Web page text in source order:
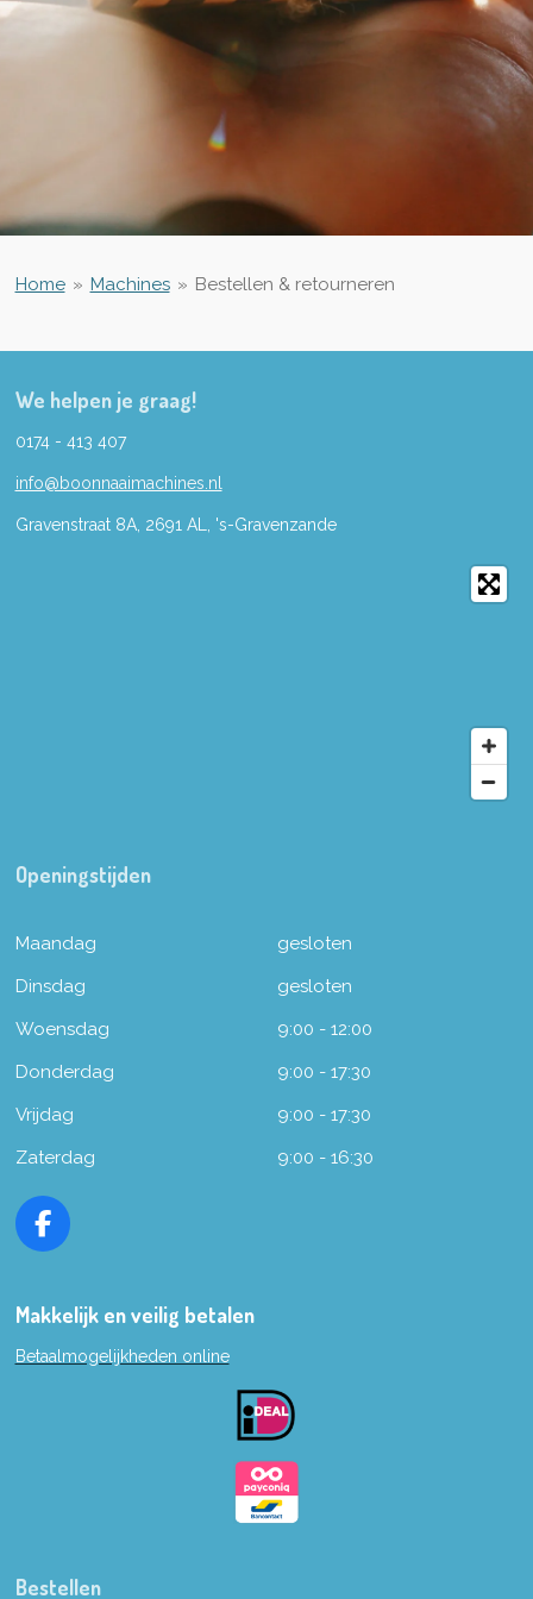
Home » Machines » Bestellen & retourneren
We helpen je graag!
0174 - 413 407
info@boonnaaimachines.nl
Gravenstraat 8A, 2691 AL, 's-Gravenzande
Openingstijden
Maandag
gesloten
Dinsdag
gesloten
Woensdag
9:00 - 12:00
Donderdag
9:00 - 17:30
Vrijdag
9:00 - 17:30
Zaterdag
9:00 - 16:30
F
e
o
Makkelijk en veilig betalen
Betaalmogelijkheden online
Bestellen